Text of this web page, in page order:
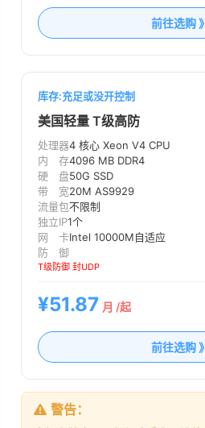
前往选购 》
库存:充足或没开控制
美国轻量 T级高防
处理器4 核心 Xeon V4 CPU
内 存4096 MB DDR4
硬 盘50G SSD
带 宽20M AS9929
流量包不限制
独立IP1个
网 卡Intel 10000M自适应
防 御
T级防御 封UDP
¥51.87 月 /起
前往选购 》
警告：